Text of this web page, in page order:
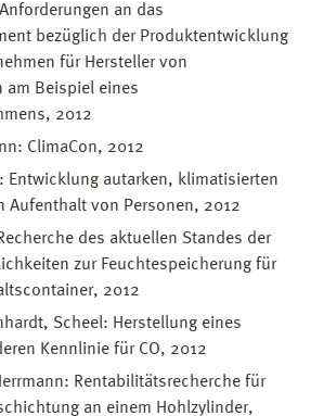
an das
bezüglich der Produktentwicklung
für Hersteller von
am Beispiel eines
2012
ClimaCon, 2012
Entwicklung autarken, klimatisierten
Aufenthalt von Personen, 2012
des aktuellen Standes der
zur Feuchtespeicherung für
2012
Scheel: Herstellung eines
Kennlinie für CO, 2012
Rentabilitätsrecherche für
an einem Hohlzylinder,